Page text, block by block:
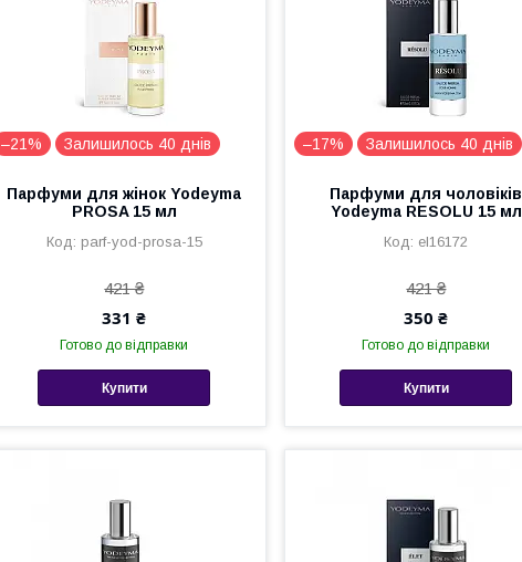
–21% Залишилось 40 днів
Парфуми для жінок Yodeyma
PROSA 15 мл
parf-yod-prosa-15
421 ₴
331 ₴
Готово до відправки
Купити
–17% Залишилось 40 днів
Парфуми для чоловіків
Yodeyma RESOLU 15 мл
el16172
421 ₴
350 ₴
Готово до відправки
Купити